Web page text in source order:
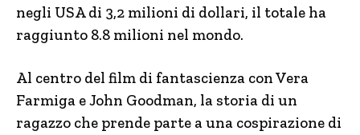
negli USA di 3,2 milioni di dollari, il totale ha
raggiunto 8.8 milioni nel mondo.
Al centro del film di fantascienza con Vera
Farmiga e John Goodman, la storia di un
ragazzo che prende parte a una cospirazione di